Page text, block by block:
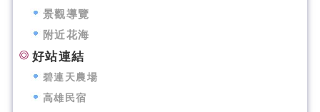
景觀導覽
附近花海
好站連結
碧連天農場
高雄民宿